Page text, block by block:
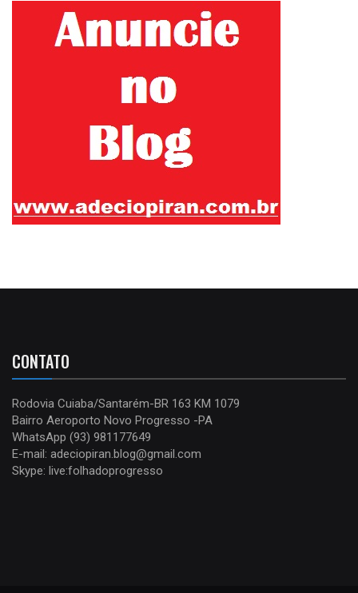
CONTATO
Rodovia Cuiaba/Santarém-BR 163 KM 1079
Bairro Aeroporto Novo Progresso -PA
WhatsApp (93) 981177649
E-mail: adeciopiran.blog@gmail.com
Skype: live:folhadoprogresso